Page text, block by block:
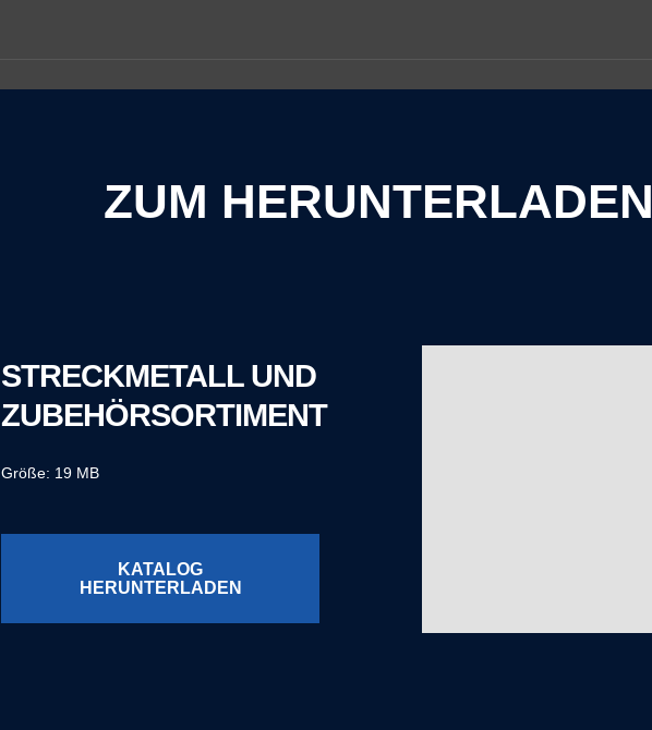
ZUM HERUNTERLADEN
STRECKMETALL UND
ZUBEHÖRSORTIMENT
Größe: 19 MB
KATALOG
HERUNTERLADEN